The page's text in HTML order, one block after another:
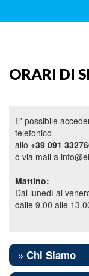
ORARI DI
E' possibile
telefonico
allo +39 091
o via mail a
Mattino:
Dal lunedì al
dalle 9.00 alle
» Chi Siamo